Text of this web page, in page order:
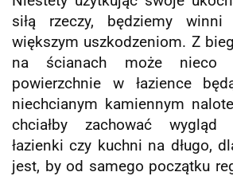
siłą rzeczy, będziemy
większym uszkodzeniom. Z
na ścianach może nieco
powierzchnie w łazience
niechcianym kamiennym
chciałby zachować wygląd
łazienki czy kuchni na długo,
jest, by od samego początku